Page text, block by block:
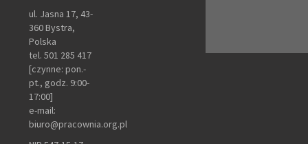
ul. Jasna 17, 43-
360 Bystra,
Polska
tel. 501 285 417
[czynne: pon.-
pt., godz. 9:00-
17:00]
e-mail:
biuro@pracownia.org.pl